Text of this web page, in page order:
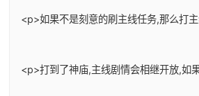
<p>如果不是刻意的刷主线任务,那么打
<p>打到了神庙,主线剧情会相继开放,如